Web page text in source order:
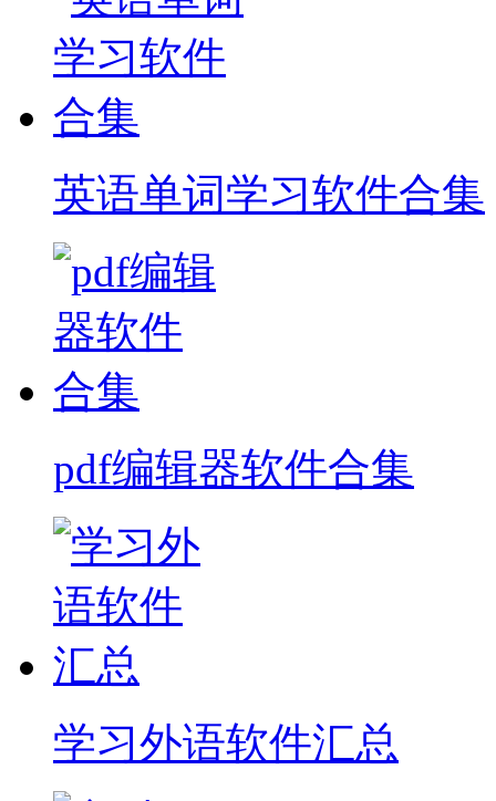
英语单词学习软件合集
pdf编辑器软件合集
学习外语软件汇总